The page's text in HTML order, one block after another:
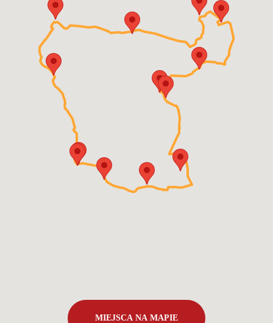
MIEJSCA NA MAPIE